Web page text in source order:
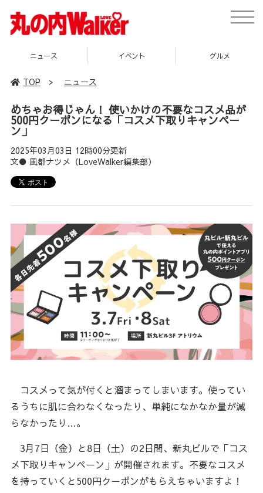
toggle
ニュース イベント グルメ
TOP > ニュース
めちゃお得じゃん！ 使いかけの不要なコスメ品が
500円クーポンになる「コスメ下取りキャンペー
ン」
2025年03月03日 12時00分更新
文● 風都ナツメ（LoveWalker編集部）
コスメって気が付くと溜まってしまいます。使ってい
るうちに肌に合わなくなったり、単純になかなか量が減
らなかったり…。
3月7日（金）と8日（土）の2日間、新丸ビルで「コス
メ下取りキャンペーン」が開催されます。不要なコスメ
を持っていくと500円クーポンがもらえちゃいますよ！